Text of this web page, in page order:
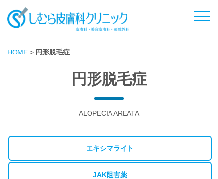
HOME > 円形脱毛症
円形脱毛症
ALOPECIA AREATA
エキシマライト
JAK阻害薬